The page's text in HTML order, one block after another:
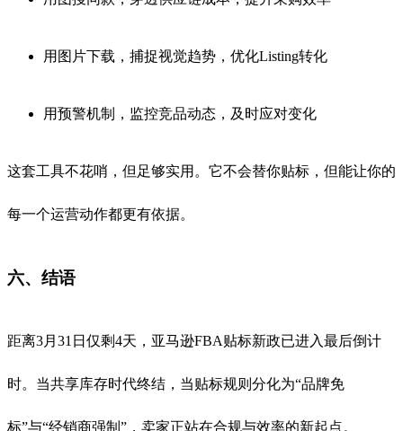
用图片下载，捕捉视觉趋势，优化Listing转化
用预警机制，监控竞品动态，及时应对变化
这套工具不花哨，但足够实用。它不会替你贴标，但能让你的
每一个运营动作都更有依据。
六、结语
距离3月31日仅剩4天，亚马逊FBA贴标新政已进入最后倒计
时。当共享库存时代终结，当贴标规则分化为“品牌免
标”与“经销商强制”，卖家正站在合规与效率的新起点。